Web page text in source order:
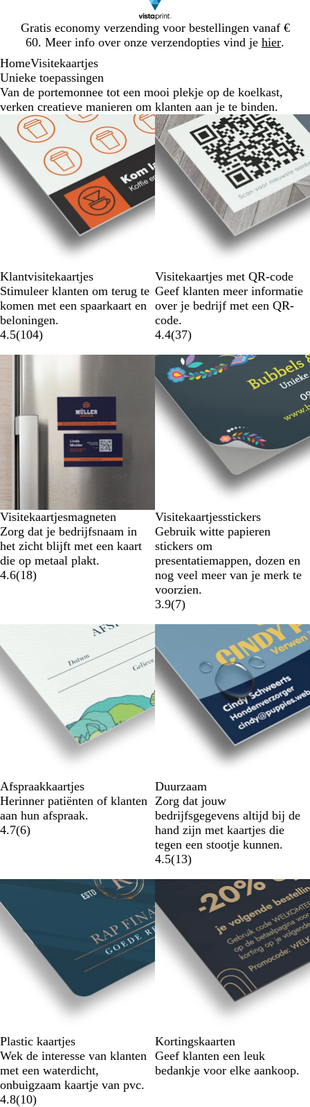
Gratis economy verzending voor bestellingen vanaf €
60. Meer info over onze verzendopties vind je hier.
1
HomeVisitekaartjes
Unieke toepassingen
Van de portemonnee tot een mooi plekje op de koelkast,
verken creatieve manieren om klanten aan je te binden.
Klantvisitekaartjes
Stimuleer klanten om terug te
komen met een spaarkaart en
beloningen.
4.5(104)
Visitekaartjes met QR-code
Geef klanten meer informatie
over je bedrijf met een QR-
code.
4.4(37)
Visitekaartjesmagneten
Zorg dat je bedrijfsnaam in
het zicht blijft met een kaart
die op metaal plakt.
4.6(18)
Visitekaartjesstickers
Gebruik witte papieren
stickers om
presentatiemappen, dozen en
nog veel meer van je merk te
voorzien.
3.9(7)
Afspraakkaartjes
Herinner patiënten of klanten
aan hun afspraak.
4.7(6)
Duurzaam
Zorg dat jouw
bedrijfsgegevens altijd bij de
hand zijn met kaartjes die
tegen een stootje kunnen.
4.5(13)
Plastic kaartjes
Wek de interesse van klanten
met een waterdicht,
onbuigzaam kaartje van pvc.
4.8(10)
Kortingskaarten
Geef klanten een leuk
bedankje voor elke aankoop.